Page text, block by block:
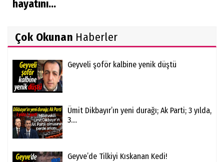
hayatını...
Çok Okunan Haberler
Geyveli şoför kalbine yenik düştü
Ümit Dikbayır’ın yeni durağı; Ak Parti; 3 yılda,
3....
Geyve’de Tilkiyi Kıskanan Kedi!